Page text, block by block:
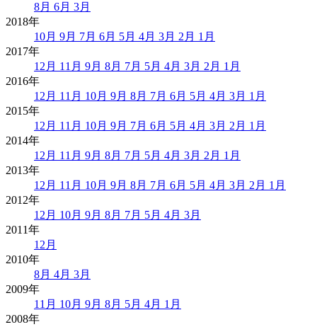
8月 6月 3月
2018年
10月 9月 7月 6月 5月 4月 3月 2月 1月
2017年
12月 11月 9月 8月 7月 5月 4月 3月 2月 1月
2016年
12月 11月 10月 9月 8月 7月 6月 5月 4月 3月 1月
2015年
12月 11月 10月 9月 7月 6月 5月 4月 3月 2月 1月
2014年
12月 11月 9月 8月 7月 5月 4月 3月 2月 1月
2013年
12月 11月 10月 9月 8月 7月 6月 5月 4月 3月 2月 1月
2012年
12月 10月 9月 8月 7月 5月 4月 3月
2011年
12月
2010年
8月 4月 3月
2009年
11月 10月 9月 8月 5月 4月 1月
2008年